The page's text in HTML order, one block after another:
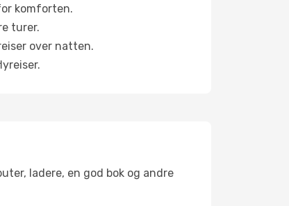
komforten.
turer.
over natten.
ladere, en god bok og andre